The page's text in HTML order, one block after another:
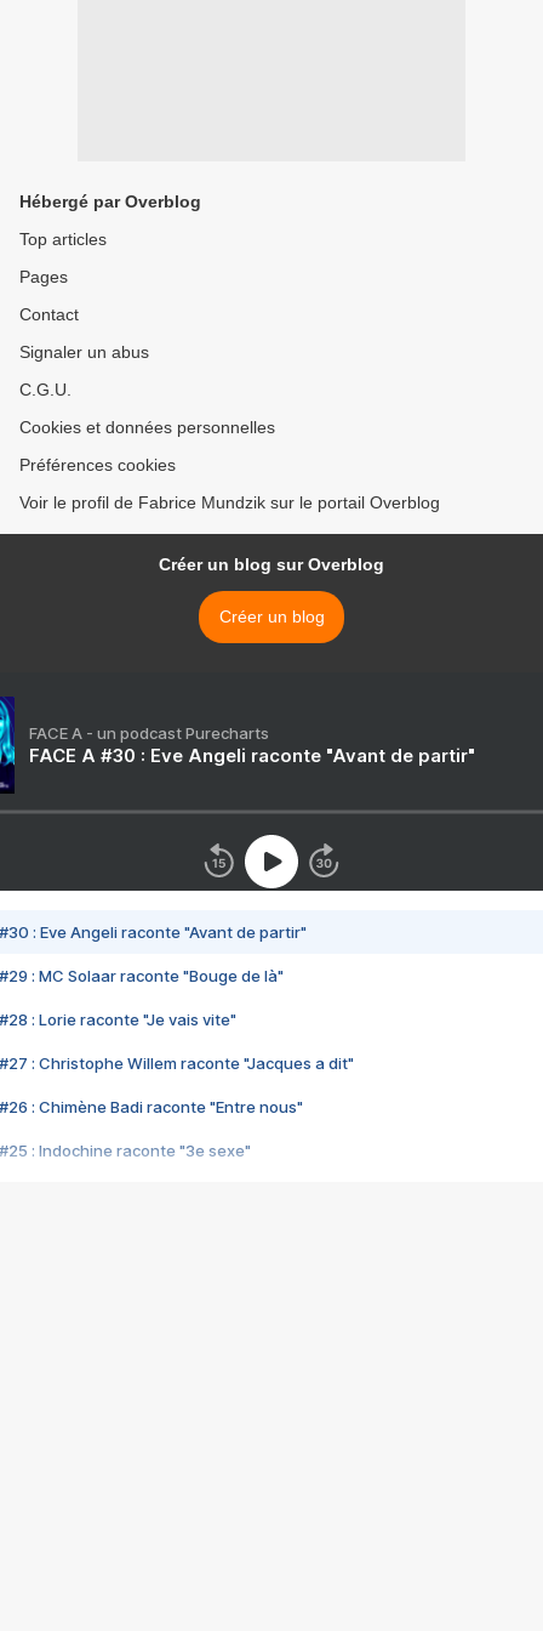
Hébergé par Overblog
Top articles
Pages
Contact
Signaler un abus
C.G.U.
Cookies et données personnelles
Préférences cookies
Voir le profil de Fabrice Mundzik sur le portail Overblog
Créer un blog sur Overblog
Créer un blog
FACE A - un podcast Purecharts
FACE A #30 : Eve Angeli raconte "Avant de partir"
#30 : Eve Angeli raconte "Avant de partir"
#29 : MC Solaar raconte "Bouge de là"
#28 : Lorie raconte "Je vais vite"
#27 : Christophe Willem raconte "Jacques a dit"
#26 : Chimène Badi raconte "Entre nous"
#25 : Indochine raconte "3e sexe"